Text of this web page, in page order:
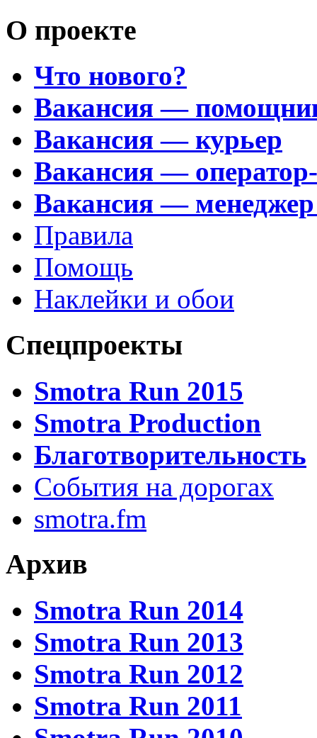
О проекте
Что нового?
Вакансия —
Вакансия — курьер
Вакансия —
Вакансия —
Правила
Помощь
Наклейки и обои
Спецпроекты
Smotra Run 2015
Smotra Production
Благотворительность
События на дорогах
smotra.fm
Архив
Smotra Run 2014
Smotra Run 2013
Smotra Run 2012
Smotra Run 2011